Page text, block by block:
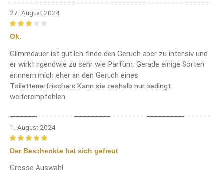
27. August 2024
Bewertung mit 3 von 5 Sternen
Ok.
Glimmdauer ist gut.Ich finde den Geruch aber zu intensiv und
er wirkt irgendwie zu sehr wie Parfüm. Gerade einige Sorten
erinnern mich eher an den Geruch eines
Toilettenerfrischers.Kann sie deshalb nur bedingt
weiterempfehlen.
1. August 2024
Bewertung mit 5 von 5 Sternen
Der Beschenkte hat sich gefreut
Grosse Auswahl